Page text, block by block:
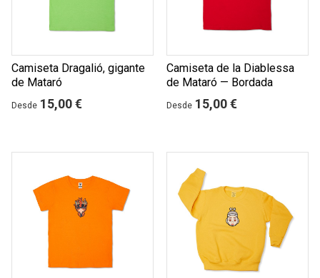
Camiseta Dragalió, gigante
de Mataró
Desde 15,00 €
Camiseta de la Diablessa
de Mataró — Bordada
Desde 15,00 €